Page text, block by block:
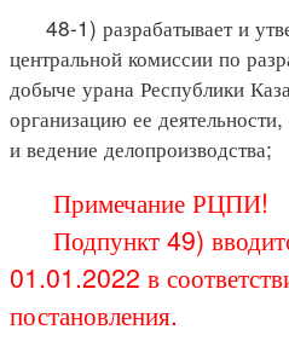
48-1) разрабатывает и
центральной комиссии по
добыче урана Республики
организацию ее
и ведение делопроизводства;
Примечание РЦПИ!
Подпункт 49)
01.01.2022 в
постановления.